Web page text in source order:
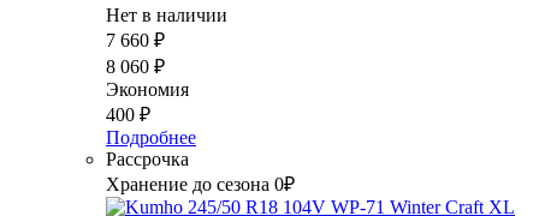
Нет в наличии
7 660 ₽
8 060 ₽
Экономия
400 ₽
Подробнее
Рассрочка
Хранение до сезона 0₽